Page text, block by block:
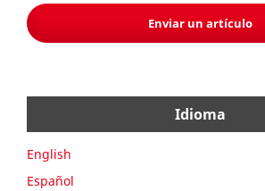
Enviar un artículo
Idioma
English
Español